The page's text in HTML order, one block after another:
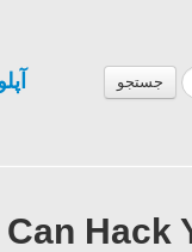
جستجو
Hack